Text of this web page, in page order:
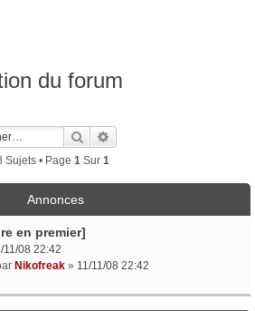
du forum
Rechercher
Sujets • Page 1Sur 1
Annonces
en premier]
11/08 22:42
Nikofreak » 11/11/08 22:42